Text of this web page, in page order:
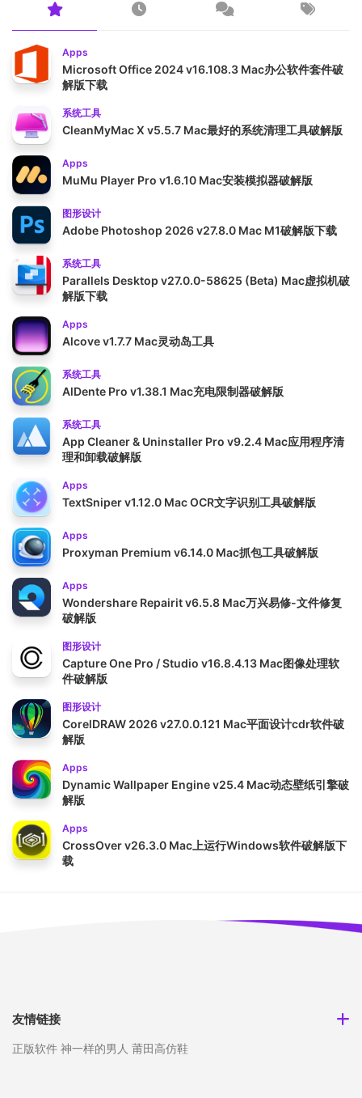
Apps
Microsoft Office 2024 v16.108.3 Mac办公软件套件破
解版下载
系统工具
CleanMyMac X v5.5.7 Mac最好的系统清理工具破解版
Apps
MuMu Player Pro v1.6.10 Mac安装模拟器破解版
图形设计
Adobe Photoshop 2026 v27.8.0 Mac M1破解版下载
系统工具
Parallels Desktop v27.0.0-58625 (Beta) Mac虚拟机破
解版下载
Apps
Alcove v1.7.7 Mac灵动岛工具
系统工具
AlDente Pro v1.38.1 Mac充电限制器破解版
系统工具
App Cleaner & Uninstaller Pro v9.2.4 Mac应用程序清
理和卸载破解版
Apps
TextSniper v1.12.0 Mac OCR文字识别工具破解版
Apps
Proxyman Premium v6.14.0 Mac抓包工具破解版
Apps
Wondershare Repairit v6.5.8 Mac万兴易修-文件修复
破解版
图形设计
Capture One Pro / Studio v16.8.4.13 Mac图像处理软
件破解版
图形设计
CorelDRAW 2026 v27.0.0.121 Mac平面设计cdr软件破
解版
Apps
Dynamic Wallpaper Engine v25.4 Mac动态壁纸引擎破
解版
Apps
CrossOver v26.3.0 Mac上运行Windows软件破解版下
载
友情链接
正版软件 神一样的男人 莆田高仿鞋